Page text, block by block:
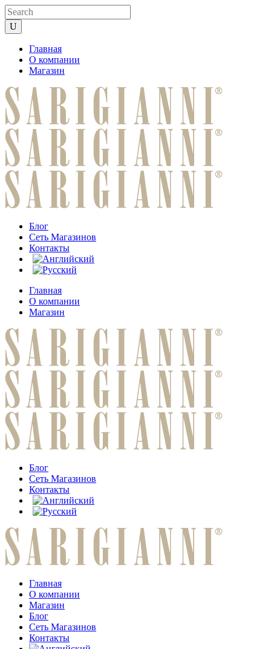
Главная
О компании
Магазин
Блог
Сеть Магазинов
Контакты
Главная
О компании
Магазин
Блог
Сеть Магазинов
Контакты
Главная
О компании
Магазин
Блог
Сеть Магазинов
Контакты